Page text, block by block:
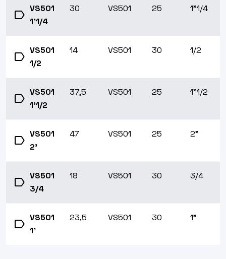
label VS501
1'1/4
30 VS501 25 1"1/4
label VS501
1/2
14 VS501 30 1/2
label VS501
1'1/2
37,5 VS501 25 1"1/2
label VS501
2'
47 VS501 25 2"
label VS501
3/4
18 VS501 30 3/4
label VS501
1'
23,5 VS501 30 1"